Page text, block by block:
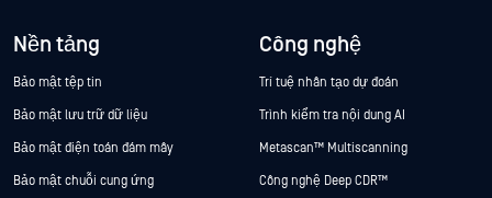
Nền tảng
Bảo mật tệp tin
Bảo mật lưu trữ dữ liệu
Bảo mật điện toán đám mây
Bảo mật chuỗi cung ứng
Công nghệ
Trí tuệ nhân tạo dự đoán
Trình kiểm tra nội dung AI
Metascan™ Multiscanning
Công nghệ Deep CDR™